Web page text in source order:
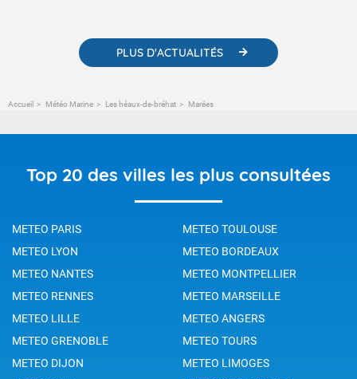
PLUS D'ACTUALITÉS
Accueil Météo Marine Les héaux-de-bréhat Marées
Top 20 des villes les plus consultées
METEO PARIS
METEO TOULOUSE
METEO LYON
METEO BORDEAUX
METEO NANTES
METEO MONTPELLIER
METEO RENNES
METEO MARSEILLE
METEO LILLE
METEO ANGERS
METEO GRENOBLE
METEO TOURS
METEO DIJON
METEO LIMOGES